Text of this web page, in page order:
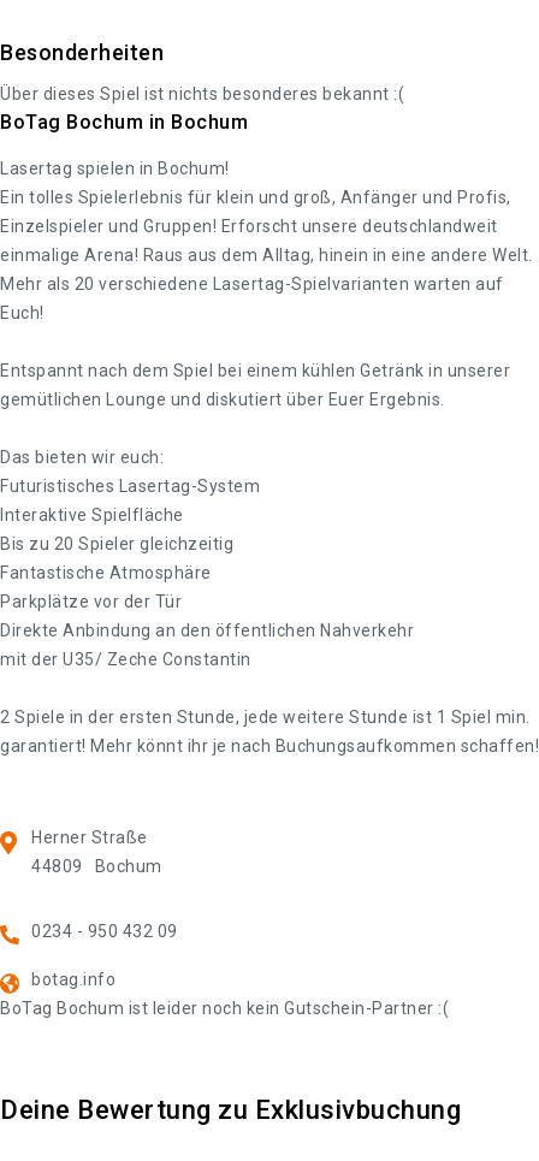
Besonderheiten
Über dieses Spiel ist nichts besonderes bekannt :(
BoTag Bochum in Bochum
Lasertag spielen in Bochum!
Ein tolles Spielerlebnis für klein und groß, Anfänger und Profis,
Einzelspieler und Gruppen! Erforscht unsere deutschlandweit
einmalige Arena! Raus aus dem Alltag, hinein in eine andere Welt.
Mehr als 20 verschiedene Lasertag-Spielvarianten warten auf
Euch!
Entspannt nach dem Spiel bei einem kühlen Getränk in unserer
gemütlichen Lounge und diskutiert über Euer Ergebnis.
Das bieten wir euch:
Futuristisches Lasertag-System
Interaktive Spielfläche
Bis zu 20 Spieler gleichzeitig
Fantastische Atmosphäre
Parkplätze vor der Tür
Direkte Anbindung an den öffentlichen Nahverkehr
mit der U35/ Zeche Constantin
2 Spiele in der ersten Stunde, jede weitere Stunde ist 1 Spiel min.
garantiert! Mehr könnt ihr je nach Buchungsaufkommen schaffen!
Herner Straße
44809
Bochum
0234 - 950 432 09
botag.info
BoTag Bochum ist leider noch kein Gutschein-Partner :(
Deine Bewertung zu Exklusivbuchung